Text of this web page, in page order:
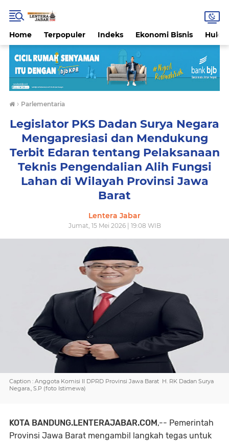
Home Terpopuler Indeks Ekonomi Bisnis
› Parlementaria
Legislator PKS Dadan Surya Negara
Mengapresiasi dan Mendukung
Terbit Edaran tentang Pelaksanaan
Teknis Pengendalian Alih Fungsi
Lahan di Wilayah Provinsi Jawa
Barat
Lentera Jabar
Jumat, 15 Mei 2026 | 19:08 WIB
Caption : Anggota Komisi II DPRD Provinsi Jawa Barat H. RK Dadan Surya
Negara., S.P (foto Istimewa)
KOTA BANDUNG.LENTERAJABAR.COM,-- Pemerintah
Provinsi Jawa Barat mengambil langkah tegas untuk